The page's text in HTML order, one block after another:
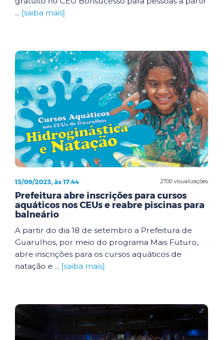
... [saiba mais]
2700 visualizações
13/09/2023, às 17:44
Prefeitura abre inscrições para cursos
aquáticos nos CEUs e reabre piscinas para
balneário
A partir do dia 18 de setembro a Prefeitura de
Guarulhos, por meio do programa Mais Futuro,
abre inscrições para os cursos aquáticos de
natação e ... [saiba mais]